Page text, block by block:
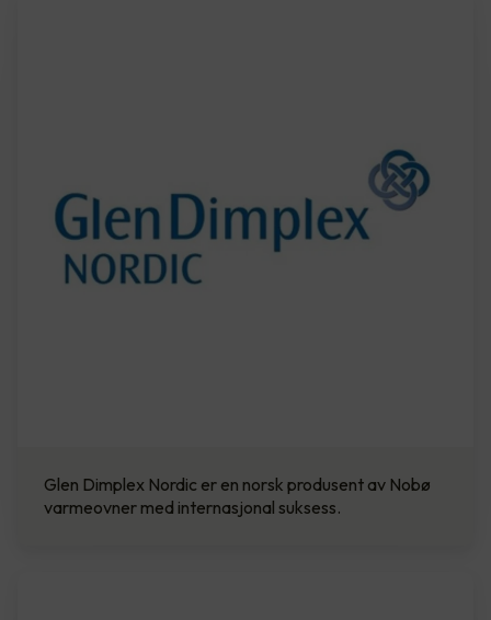
Glen Dimplex Nordic er en norsk produsent av Nobø
varmeovner med internasjonal suksess.